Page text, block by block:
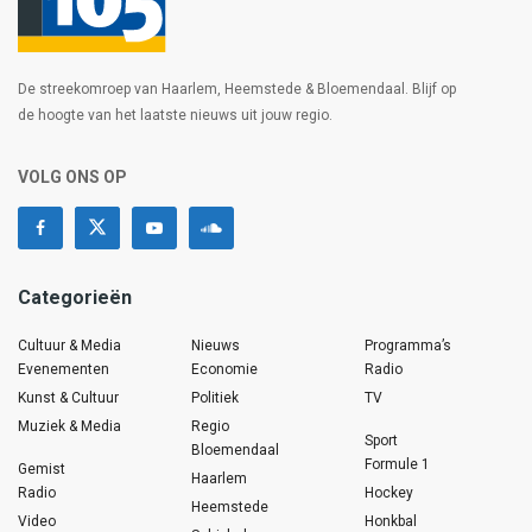
De streekomroep van Haarlem, Heemstede & Bloemendaal. Blijf op
de hoogte van het laatste nieuws uit jouw regio.
VOLG ONS OP
Categorieën
Cultuur & Media
Evenementen
Kunst & Cultuur
Muziek & Media
Gemist
Radio
Video
Nieuws
Economie
Politiek
Regio
Bloemendaal
Haarlem
Heemstede
Programma’s
Radio
TV
Sport
Formule 1
Hockey
Honkbal